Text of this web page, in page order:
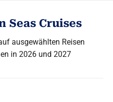
Seas Cruises
ausgewählten Reisen
in 2026 und 2027